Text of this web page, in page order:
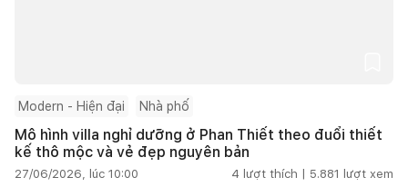
Modern - Hiện đại Nhà phố
Mô hình villa nghỉ dưỡng ở Phan Thiết theo đuổi thiết
kế thô mộc và vẻ đẹp nguyên bản
27/06/2026, lúc 10:00 4 lượt thích | 5.881 lượt xem